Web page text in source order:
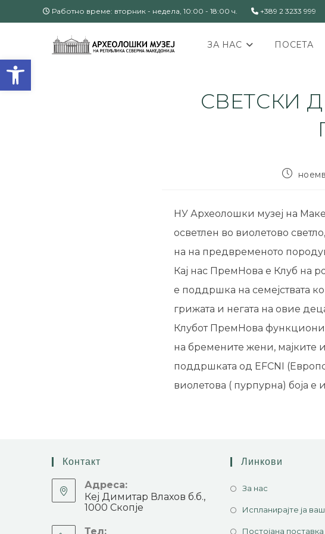
Open toolbar
Работно време: вторник - недела, 10:00 - 18:00 ч. +389 2 3233 999
ЗА НАС ПОСЕТА
СВЕТСКИ
НУ Археолошки музеј на
осветлен во виолетово
на на предвременото
Кај нас ПремНова е Клуб на
е поддршка на семејствата
грижата и негата на овие
Клубот ПремНова
на бремените жени, мајките
поддршката од EFCNI
виолетова ( пурпурна) боја е
Контакт
Адреса:
Кеј Димитар Влахов б.б.,
1000 Скопје
Тел:
Линкови
За нас
Испланирајте ја
Постојана поставка